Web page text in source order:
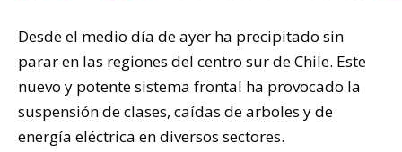
Desde el medio día de ayer ha precipitado sin
parar en las regiones del centro sur de Chile. Este
nuevo y potente sistema frontal ha provocado la
suspensión de clases, caídas de arboles y de
energía eléctrica en diversos sectores.